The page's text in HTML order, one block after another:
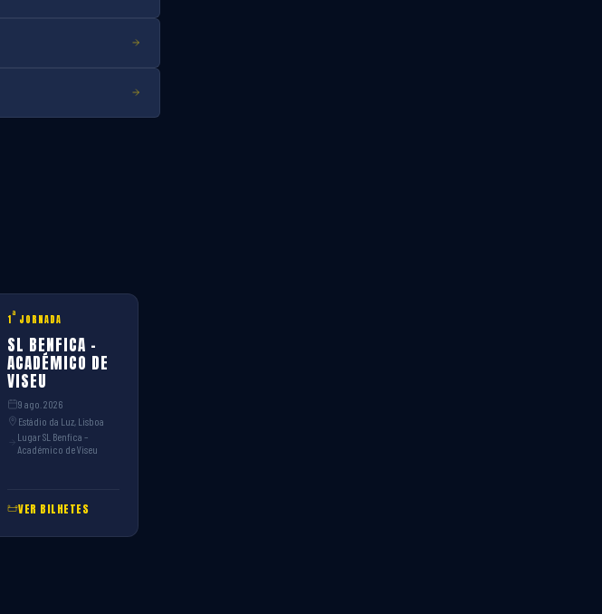
1ª JORNADA
SL BENFICA –
ACADÉMICO DE
VISEU
9 ago. 2026
Estádio da Luz, Lisboa
Lugar SL Benfica –
Académico de Viseu
VER BILHETES